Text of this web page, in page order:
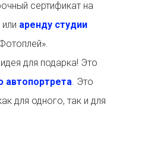
сертификат на
или аренду студии
для подарка! Это
автопортрета . Это
для одного, так и для